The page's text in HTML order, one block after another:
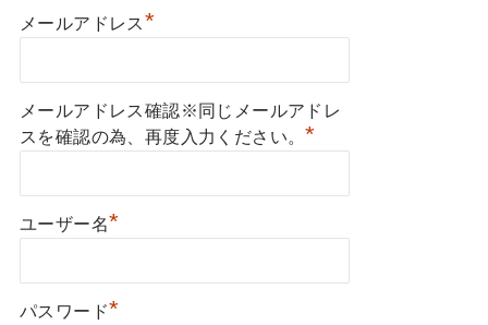
メールアドレス*
メールアドレス確認※同じメールアドレ
スを確認の為、再度入力ください。*
ユーザー名*
パスワード*